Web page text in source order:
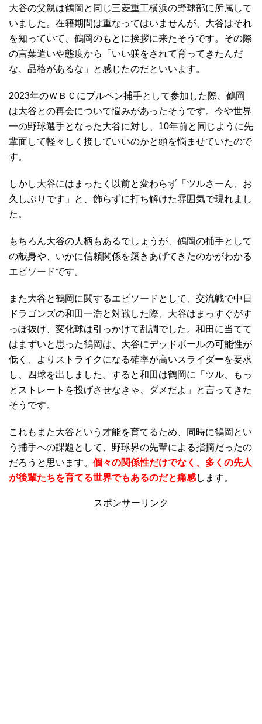
大谷の父親は鶴岡と同じ三菱重工横浜の野球部に所属して
いました。在籍期間は重なってはいませんが、大谷はそれ
を知っていて、鶴岡のもとに挨拶に来たそうです。その際
の言葉遣いや態度から「いい躾をされて育ってきたんだ
な、品格があるな」と感じたのだといいます。
2023年のＷＢＣにブルペン捕手として参加した際、鶴岡
は大谷との再会について悩みがあったそうです。今や世界
一の野球選手となった大谷に対し、10年前と同じように先
輩面して軽々しく接していいのかと頭を悩ませていたので
す。
しかし大谷にはまったく以前と変わらず「ツルさーん、お
久しぶりです」と、飾らずに打ち解けた雰囲気で現れまし
た。
もちろん大谷の人柄もあるでしょうが、鶴岡の捕手として
の献身や、いかに信頼関係を築きあげてきたのかがわかる
エピソードです。
また大谷と鶴岡に関するエピソードとして、交流戦で中日
ドラゴンズの和田一浩と対戦した際、大谷はまっすぐがす
っぽ抜け、変化球は引っかけて乱調でした。和田に当てて
はまずいと思った鶴岡は、大谷にデッドボールの可能性が
低く、よりストライクになる確率が高いスライダーを要求
し、四球を出しました。すると和田は鶴岡に「ツル、もっ
とストレートを投げさせなきゃ、ダメだよ」と言ってきた
そうです。
これもまた大谷という才能を育てるため、同時に鶴岡とい
う捕手への課題として、野球界の先輩による指摘だったの
だろうと思います。 個々の関係性だけでなく、多くの先人
が後輩たちを育てる世界でもあるのだと痛感します。
スポンサーリンク